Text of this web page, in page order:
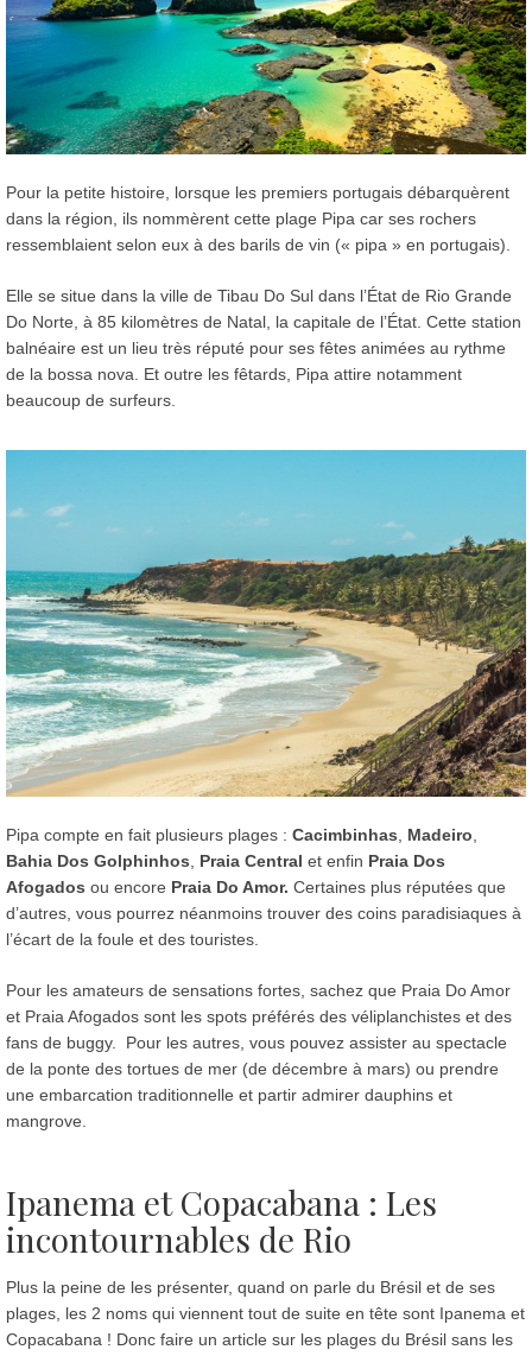
Pour la petite histoire, lorsque les premiers portugais débarquèrent
dans la région, ils nommèrent cette plage Pipa car ses rochers
ressemblaient selon eux à des barils de vin (« pipa » en portugais).
Elle se situe dans la ville de Tibau Do Sul dans l’État de Rio Grande
Do Norte, à 85 kilomètres de Natal, la capitale de l’État. Cette station
balnéaire est un lieu très réputé pour ses fêtes animées au rythme
de la bossa nova. Et outre les fêtards, Pipa attire notamment
beaucoup de surfeurs.
Pipa compte en fait plusieurs plages : Cacimbinhas, Madeiro,
Bahia Dos Golphinhos, Praia Central et enfin Praia Dos
Afogados ou encore Praia Do Amor. Certaines plus réputées que
d’autres, vous pourrez néanmoins trouver des coins paradisiaques à
l’écart de la foule et des touristes.
Pour les amateurs de sensations fortes, sachez que Praia Do Amor
et Praia Afogados sont les spots préférés des véliplanchistes et des
fans de buggy. Pour les autres, vous pouvez assister au spectacle
de la ponte des tortues de mer (de décembre à mars) ou prendre
une embarcation traditionnelle et partir admirer dauphins et
mangrove.
Ipanema et Copacabana : Les
incontournables de Rio
Plus la peine de les présenter, quand on parle du Brésil et de ses
plages, les 2 noms qui viennent tout de suite en tête sont Ipanema et
Copacabana ! Donc faire un article sur les plages du Brésil sans les